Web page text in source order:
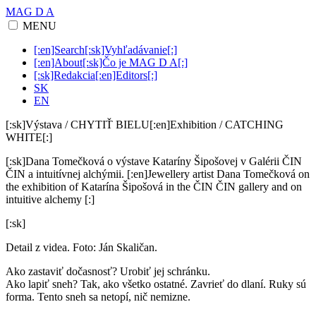
MAG D A
MENU
[:en]Search[:sk]Vyhľadávanie[:]
[:en]About[:sk]Čo je MAG D A[:]
[:sk]Redakcia[:en]Editors[:]
SK
EN
[:sk]Výstava / CHYTIŤ BIELU[:en]Exhibition / CATCHING
WHITE[:]
[:sk]Dana Tomečková o výstave Kataríny Šipošovej v Galérii ČIN
ČIN a intuitívnej alchýmii. [:en]Jewellery artist Dana Tomečková on
the exhibition of Katarína Šipošová in the ČIN ČIN gallery and on
intuitive alchemy [:]
[:sk]
Detail z videa. Foto: Ján Skaličan.
Ako zastaviť dočasnosť? Urobiť jej schránku.
Ako lapiť sneh? Tak, ako všetko ostatné. Zavrieť do dlaní. Ruky sú
forma. Tento sneh sa netopí, nič nemizne.